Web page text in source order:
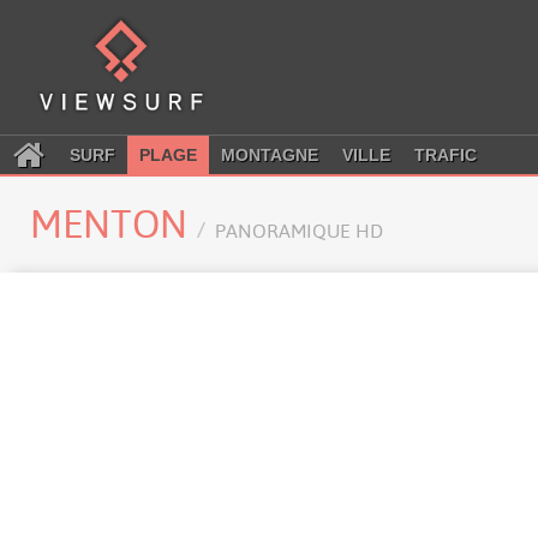
SURF PLAGE MONTAGNE VILLE TRAFIC
MENTON PANORAMIQUE HD